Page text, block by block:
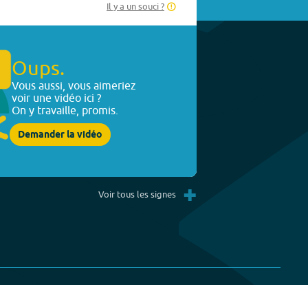
Il y a un souci ?
Oups.
Vous aussi, vous aimeriez
voir une vidéo ici ?
On y travaille, promis.
Demander la vidéo
Voir tous les signes +